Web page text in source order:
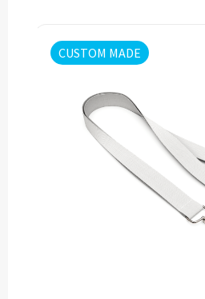
Pennen
Balpennen bedrukken
Houten balpennen bedrukken
Touchpennen bedrukken
CUSTOM MADE